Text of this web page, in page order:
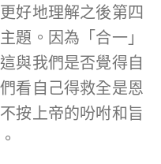
好地理解之後第四
題。因為「合一」
與我們是否覺得自
看自己得救全是恩
按上帝的吩咐和旨